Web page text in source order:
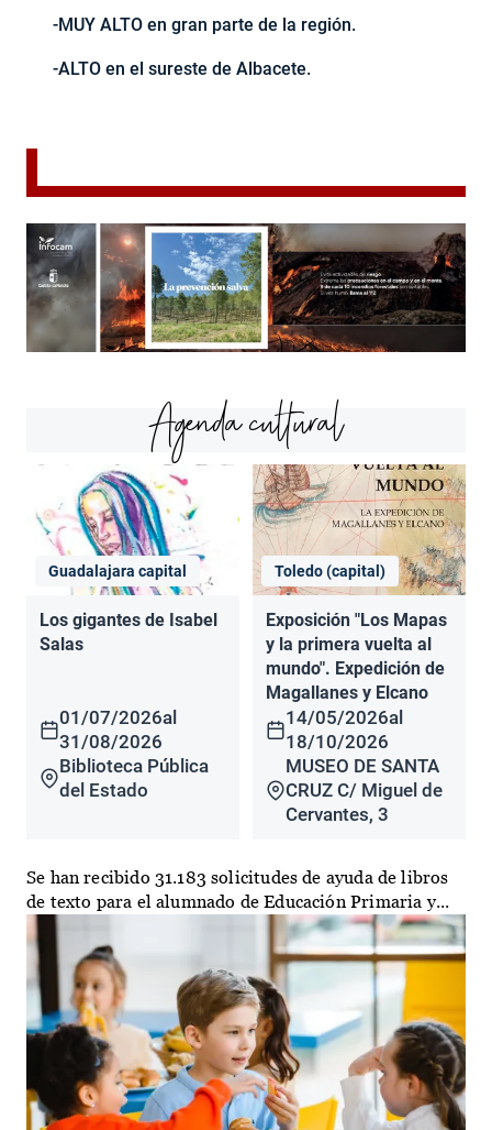
-MUY ALTO en gran parte de la región.
-ALTO en el sureste de Albacete.
Agenda cultural
Guadalajara capital
Los gigantes de Isabel
Salas
01/07/2026al
31/08/2026
Biblioteca Pública
del Estado
Toledo (capital)
Exposición "Los Mapas
y la primera vuelta al
mundo". Expedición de
Magallanes y Elcano
14/05/2026al
18/10/2026
MUSEO DE SANTA
CRUZ C/ Miguel de
Cervantes, 3
Se han recibido 31.183 solicitudes de ayuda de libros
de texto para el alumnado de Educación Primaria y...